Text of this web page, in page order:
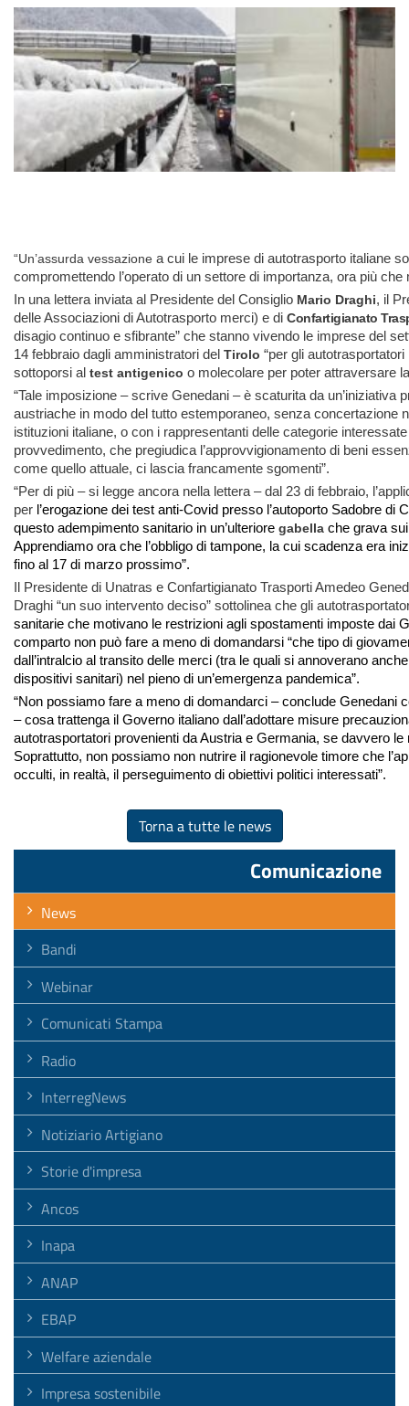
“Un’assurda vessazione a cui le imprese di autotrasporto italiane
compromettendo l’operato di un settore di importanza, ora più che
In una lettera inviata al Presidente del Consiglio Mario Draghi, il
delle Associazioni di Autotrasporto merci) e di Confartigianato
disagio continuo e sfibrante” che stanno vivendo le imprese del
14 febbraio dagli amministratori del Tirolo “per gli
sottoporsi al test antigenico o molecolare per poter attraversare
“Tale imposizione – scrive Genedani – è scaturita da un’iniziativa
austriache in modo del tutto estemporaneo, senza concertazione
istituzioni italiane, o con i rappresentanti delle categorie
provvedimento, che pregiudica l’approvvigionamento di beni
come quello attuale, ci lascia francamente sgomenti”.
“Per di più – si legge ancora nella lettera – dal 23 di febbraio,
per l’erogazione dei test anti-Covid presso l’autoporto Sadobre di
questo adempimento sanitario in un’ulteriore gabella che grava
Apprendiamo ora che l’obbligo di tampone, la cui scadenza era
fino al 17 di marzo prossimo”.
Il Presidente di Unatras e Confartigianato Trasporti Amedeo
Draghi “un suo intervento deciso” sottolinea che gli
sanitarie che motivano le restrizioni agli spostamenti imposte dai
comparto non può fare a meno di domandarsi “che tipo di
dall’intralcio al transito delle merci (tra le quali si annoverano
dispositivi sanitari) nel pieno di un’emergenza pandemica”.
“Non possiamo fare a meno di domandarci – conclude Genedani
– cosa trattenga il Governo italiano dall’adottare misure
autotrasportatori provenienti da Austria e Germania, se davvero
Soprattutto, non possiamo non nutrire il ragionevole timore che
occulti, in realtà, il perseguimento di obiettivi politici interessati”.
Torna a tutte le news
Comunicazione
News
Bandi
Webinar
Comunicati Stampa
Radio
InterregNews
Notiziario Artigiano
Storie d'impresa
Ancos
Inapa
ANAP
EBAP
Welfare aziendale
Impresa sostenibile